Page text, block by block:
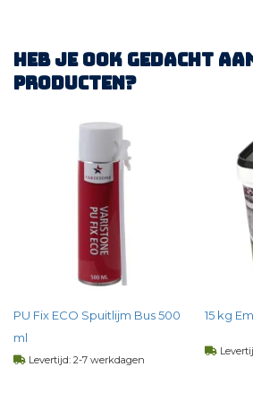
Heb je ook gedacht
producten?
PU Fix ECO Spuitlijm Bus 500
ml
Levertijd: 2-7 werkdagen
15 kg